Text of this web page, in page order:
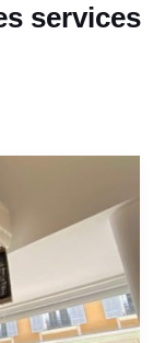
services